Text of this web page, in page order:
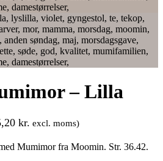
– Lilla
kr. excl. moms)
Mumimor fra Moomin. Str. 36.42.